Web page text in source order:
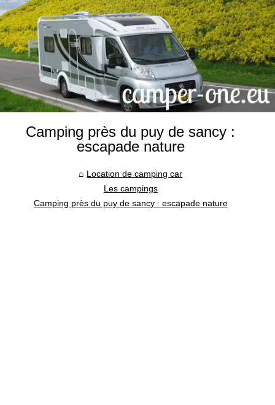
Camping près du puy de sancy :
escapade nature
Location de camping car
Les campings
Camping près du puy de sancy : escapade nature